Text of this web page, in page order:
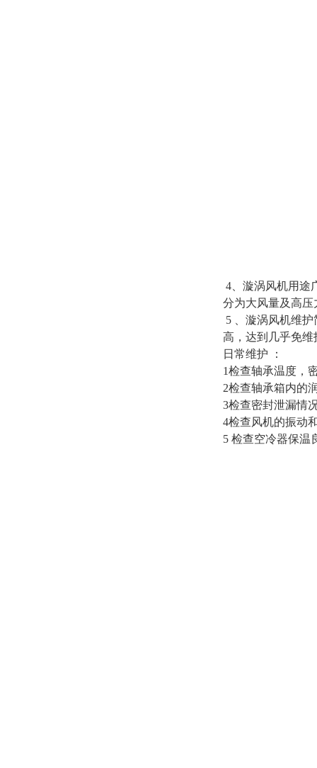
4、漩涡风机用途
分为大风量及高
5 、漩涡风机维
高，达到几乎免
日常维护 ：
1检查轴承温度，
2检查轴承箱内的
3检查密封泄漏情
4检查风机的振动
5 检查空冷器保温